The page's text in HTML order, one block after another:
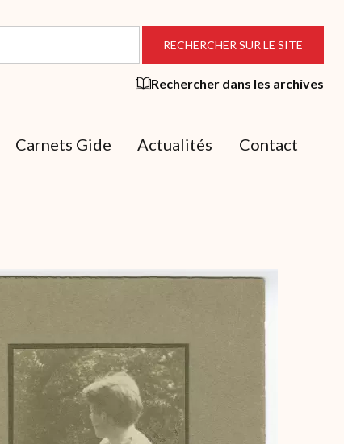
Rechercher dans les archives
Carnets Gide Actualités Contact